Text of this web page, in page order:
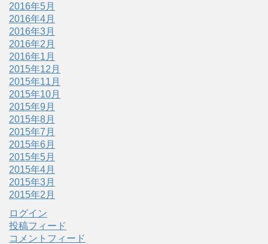
2016年5月
2016年4月
2016年3月
2016年2月
2016年1月
2015年12月
2015年11月
2015年10月
2015年9月
2015年8月
2015年7月
2015年6月
2015年5月
2015年4月
2015年3月
2015年2月
ログイン
投稿フィード
コメントフィード